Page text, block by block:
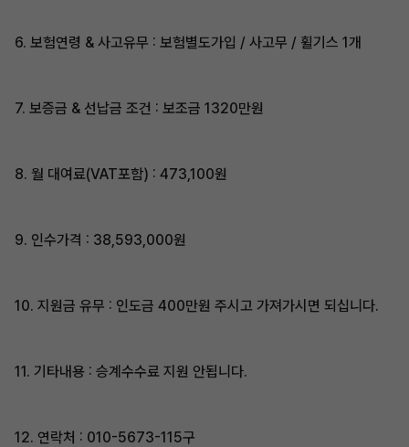
6. 보험연령 & 사고유무 : 보험별도가입 / 사고무 / 휠기스 1개
7. 보증금 & 선납금 조건 : 보조금 1320만원
8. 월 대여료(VAT포함) : 473,100원
9. 인수가격 : 38,593,000원
10. 지원금 유무 : 인도금 400만원 주시고 가져가시면 되십니다.
11. 기타내용 : 승계수수료 지원 안됩니다.
12. 연락처 : 010-5673-115구